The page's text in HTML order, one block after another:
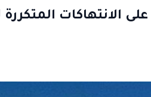
الانتهاكات